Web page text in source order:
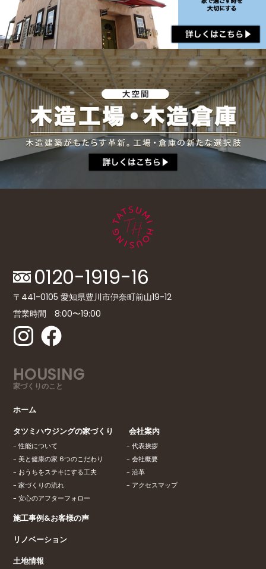
0120-1919-16
〒441-0105 愛知県豊川市伊奈町前山19-12
営業時間 8:00〜19:00
HOUSING
家づくりのこと
ホーム
タツミハウジングの家づくり
会社案内
性能について
代表挨拶
美と健康の家 6つのこだわり
会社概要
おうちをステキにする工夫
沿革
家づくりの流れ
アクセスマップ
安心のアフターフォロー
施工事例&お客様の声
リノベーション
土地情報